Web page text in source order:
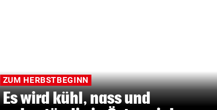
ZUM HERBSTBEGINN
Es wird kühl, nass und